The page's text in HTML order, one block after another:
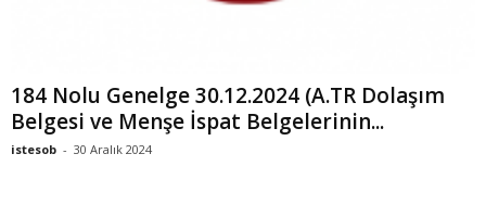
184 Nolu Genelge 30.12.2024 (A.TR Dolaşım
Belgesi ve Menşe İspat Belgelerinin...
istesob - 30 Aralık 2024